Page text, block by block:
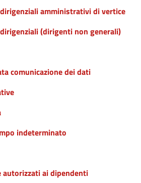
amministrativi di vertice
(dirigenti non generali)
comunicazione dei dati
indeterminato
ai dipendenti